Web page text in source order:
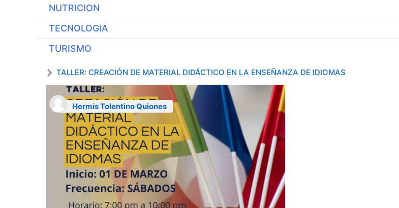
NUTRICION
TECNOLOGIA
TURISMO
TALLER: CREACIÓN DE MATERIAL DIDÁCTICO EN LA ENSEÑANZA DE IDIOMAS
Hermis Tolentino Quiones